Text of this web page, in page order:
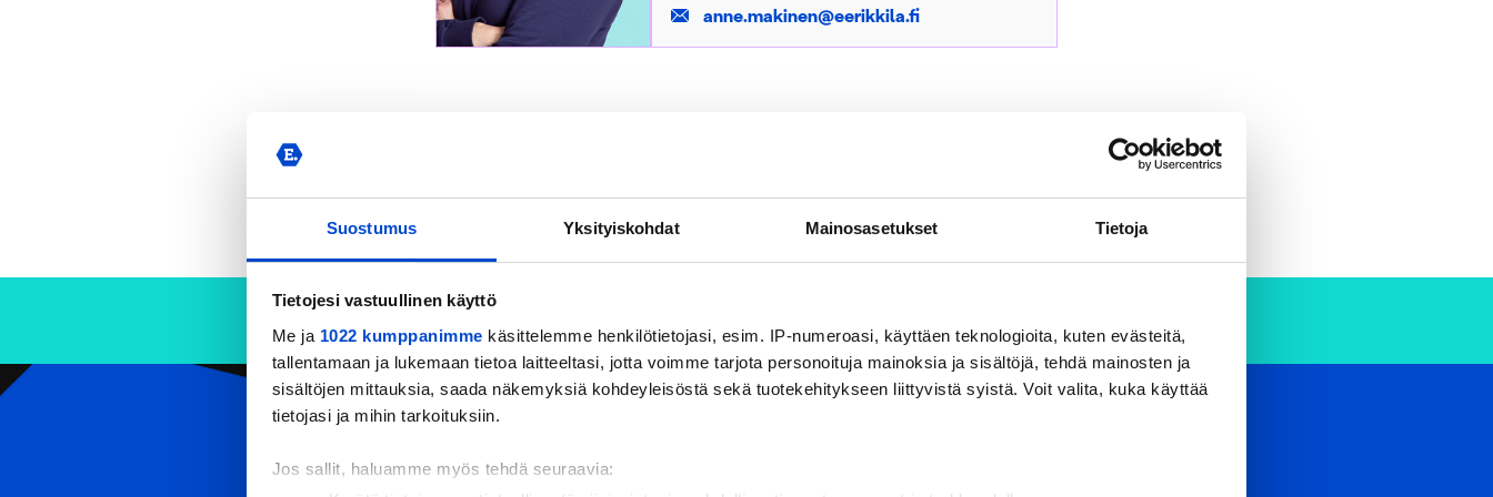
Suostumus Yksityiskohdat Mainosasetukset Tietoja
Tietojesi vastuullinen käyttö
Me ja 1022 kumppanimme käsittelemme henkilötietojasi, esim. IP-numeroasi, käyttäen teknologioita, kuten evästeitä,
tallentamaan ja lukemaan tietoa laitteeltasi, jotta voimme tarjota personoituja mainoksia ja sisältöjä, tehdä mainosten ja
sisältöjen mittauksia, saada näkemyksiä kohdeyleisöstä sekä tuotekehitykseen liittyvistä syistä. Voit valita, kuka käyttää
tietojasi ja mihin tarkoituksiin.
Jos sallit, haluamme myös tehdä seuraavia:
anne.makinen@eerikkila.fi
ALL CONTACT INFORMATION
CONTACT US
Urheiluopistontie 138